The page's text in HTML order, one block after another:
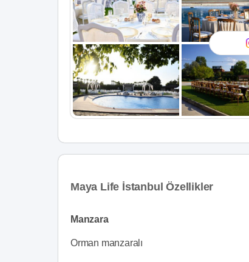
Maya Life İstanbul Özellikler
Manzara
Orman manzaralı